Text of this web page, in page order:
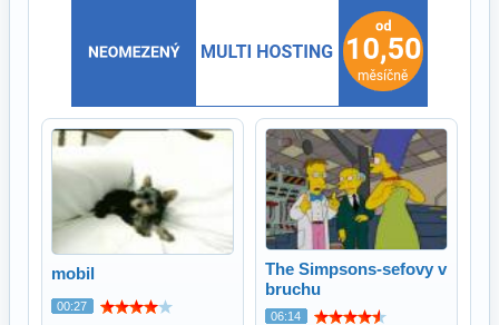
mobil
00:27
The Simpsons-sefovy v
bruchu
06:14